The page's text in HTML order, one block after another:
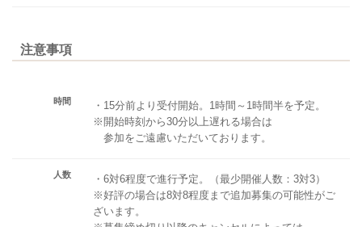
注意事項
時間
・15分前より受付開始。1時間～1時間半を予定。
※開始時刻から30分以上遅れる場合は
参加をご遠慮いただいております。
人数
・6対6程度で進行予定。（最少開催人数：3対3）
※好評の場合は8対8程度まで追加募集の可能性がご
ざいます。